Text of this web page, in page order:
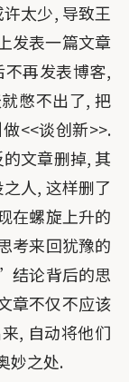
太少, 导致王
发表一篇文章
再发表博客,
憋不出了, 把
<<谈创新>>.
文章删掉, 其
人, 这样删了
在螺旋上升的
考来回犹豫的
结论背后的思
章不仅不应该
, 自动将他们
妙之处.